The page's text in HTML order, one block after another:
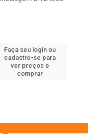
Faça seu login ou
cadastre-se para
ver preços e
comprar